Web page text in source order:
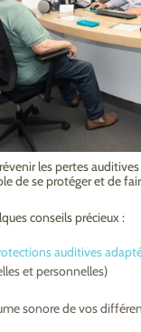
les pertes auditives
de se protéger et de
conseils précieux :
auditives
et personnelles)
sonore de vos